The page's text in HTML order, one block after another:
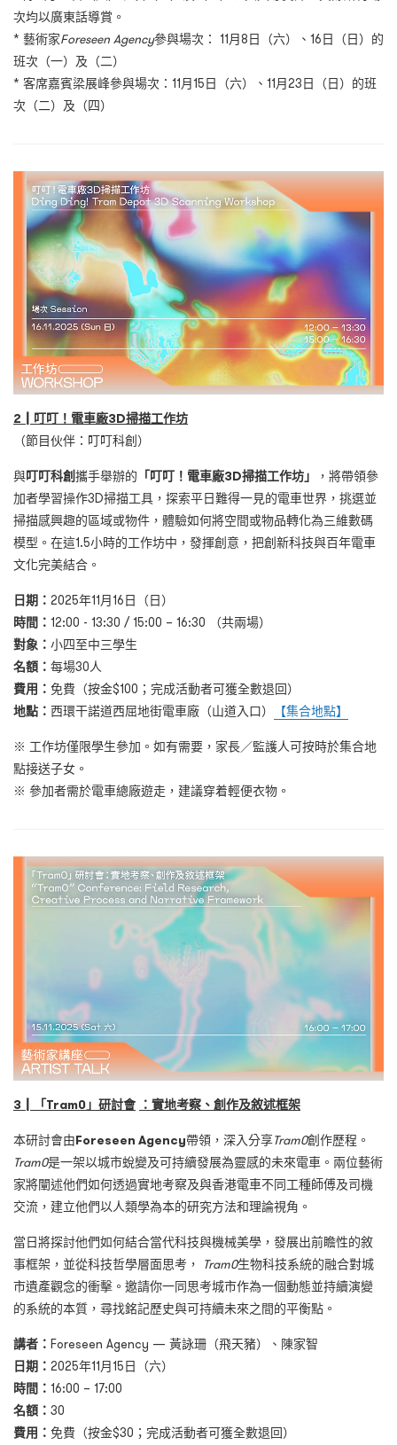
次均以廣東話導賞。
* 藝術家Foreseen Agency參與場次： 11月8日（六）、16日（日）的
班次（一）及（二）
* 客席嘉賓梁展峰參與場次：11月15日（六）、11月23日（日）的班
次（二）及（四）
2 叮叮！電車廠3D掃描工作坊
（節目伙伴：叮叮科創）
與叮叮科創攜手舉辦的 「叮叮！電車廠3D掃描工作坊」
，將帶領參
加者學習操作3D掃描工具，探索平日難得一見的電車世界，挑選並
掃描感興趣的區域或物件，體驗如何將空間或物品轉化為三維數碼
模型。在這1.5小時的工作坊中，發揮創意，把創新科技與百年電車
文化完美結合。
日期： 2025年11月16日（日）
時間： 12:00 - 13:30 / 15:00 – 16:30 （共兩場）
對象： 小四至中三學生
名額： 每場30人
費用： 免費（按金$100；完成活動者可獲全數退回）
地點： 西環干諾道西屈地街電車廠（山道入口） 【集合地點】
※ 工作坊僅限學生參加。如有需要，家長／監護人可按時於集合地
點接送子女。
※ 參加者需於電車總廠遊走，建議穿着輕便衣物。
3 「Tram0」研討會 ：實地考察、創作及敘述框架
本研討會由Foreseen Agency帶領，深入分享Tram0創作歷程。
Tram0是一架以城市蛻變及可持續發展為靈感的未來電車。兩位藝術
家將闡述他們如何透過實地考察及與香港電車不同工種師傅及司機
交流，建立他們以人類學為本的研究方法和理論視角。
當日將探討他們如何結合當代科技與機械美學，發展出前瞻性的敘
事框架，並從科技哲學層面思考，
Tram0生物科技系統的融合對城
市遺產觀念的衝擊。邀請你一同思考城市作為一個動態並持續演變
的系統的本質，尋找銘記歷史與可持續未來之間的平衡點。
講者： Foreseen Agency — 黃詠珊（飛天豬）、陳家智
日期： 2025年11月15日（六）
時間： 16:00 – 17:00
名額： 30
費用： 免費（按金$30；完成活動者可獲全數退回）